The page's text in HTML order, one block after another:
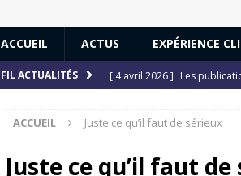
ACCUEIL ACTUS EXPÉRIENCE
FIL ACTUALITÉS [ 4 avril 2026 ] Les
[ 12 juillet 2025 ] 14 juillet :
[ 6 juillet 2025 ]
Renault
ACCUEIL Juste ce qu’il faut de sérieux
Juste ce qu’il faut